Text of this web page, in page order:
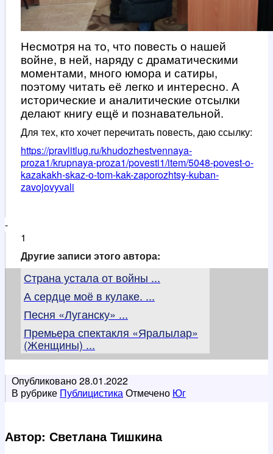
Несмотря на то, что повесть о нашей
войне, в ней, наряду с драматическими
моментами, много юмора и сатиры,
поэтому читать её легко и интересно. А
исторические и аналитические отсылки
делают книгу ещё и познавательной.
Для тех, кто хочет перечитать повесть, даю ссылку:
https://pravlitlug.ru/khudozhestvennaya-
proza1/krupnaya-proza1/povesti1/item/5048-povest-o-
kazakakh-skaz-o-tom-kak-zaporozhtsy-kuban-
zavojovyvali
-
1
Другие записи этого автора:
Страна устала от войны ...
А сердце моё в кулаке. ...
Песня «Луганску» ...
Премьера спектакля «Яралылар»
(Женщины) ...
Опубликовано28.01.2022
В рубрике ПублицистикаОтмечено Юг
Автор: Светлана Тишкина